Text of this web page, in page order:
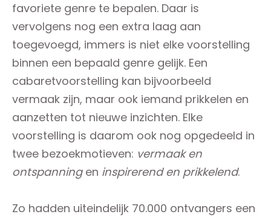
favoriete genre te bepalen. Daar is
vervolgens nog een extra laag aan
toegevoegd, immers is niet elke voorstelling
binnen een bepaald genre gelijk. Een
cabaretvoorstelling kan bijvoorbeeld
vermaak zijn, maar ook iemand prikkelen en
aanzetten tot nieuwe inzichten. Elke
voorstelling is daarom ook nog opgedeeld in
twee bezoekmotieven: vermaak en
ontspanningen inspirerend en prikkelend.
Zo hadden uiteindelijk 70.000 ontvangers een